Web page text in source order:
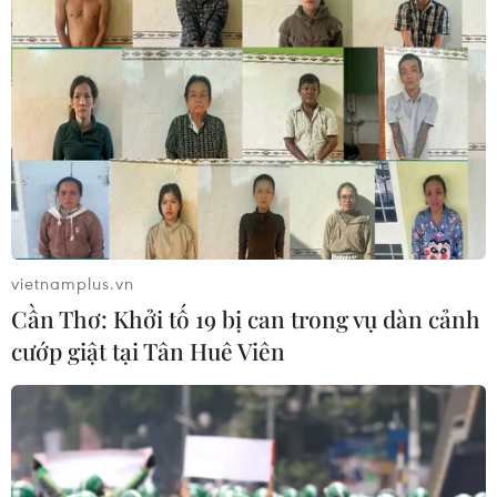
thành công ngư dân gặp tai nạn trên
biển
07/08/2026 13:38
Nứt núi, Thanh Hóa sơ tán khẩn cấp
nhiều hộ dân
07/08/2026 13:17
Cắt giảm, đơn giản hóa thủ tục hành
chính dựa trên dữ liệu phải đảm bảo
thực chất
07/08/2026 13:12
Vĩnh Long huy động nhiều nguồn tư
vietnamplus.vn
Cần Thơ: Khởi tố 19 bị can trong vụ dàn cảnh
cướp giật tại Tân Huê Viên